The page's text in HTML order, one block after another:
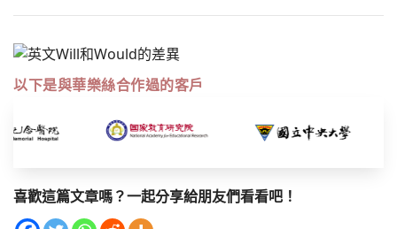
以下是與華樂絲合作過的客戶
喜歡這篇文章嗎？一起分享給朋友們看看吧！